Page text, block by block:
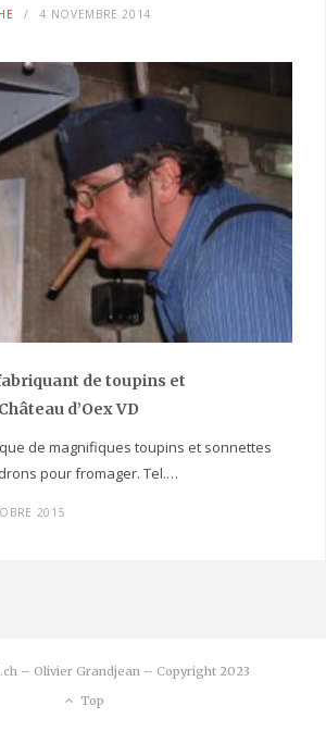
4 NOVEMBRE 2014
de toupins et
d’Oex VD
de magnifiques toupins et sonnettes
pour fromager. Tel.…
2015
– Olivier Grandjean – Copyright 2023
Top